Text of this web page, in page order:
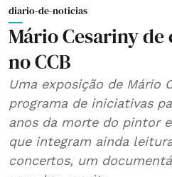
diario-de-noticias
Mário Cesariny de
no CCB
Uma exposição de Mário
programa de iniciativas
anos da morte do pintor
que integram ainda
concertos, um